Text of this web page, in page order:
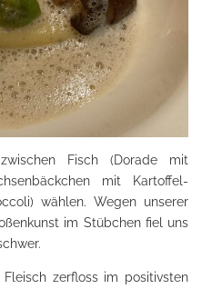
Fisch (Dorade mit
mit Kartoffel-
wählen. Wegen unserer
im Stübchen fiel uns
zerfloss im positivsten